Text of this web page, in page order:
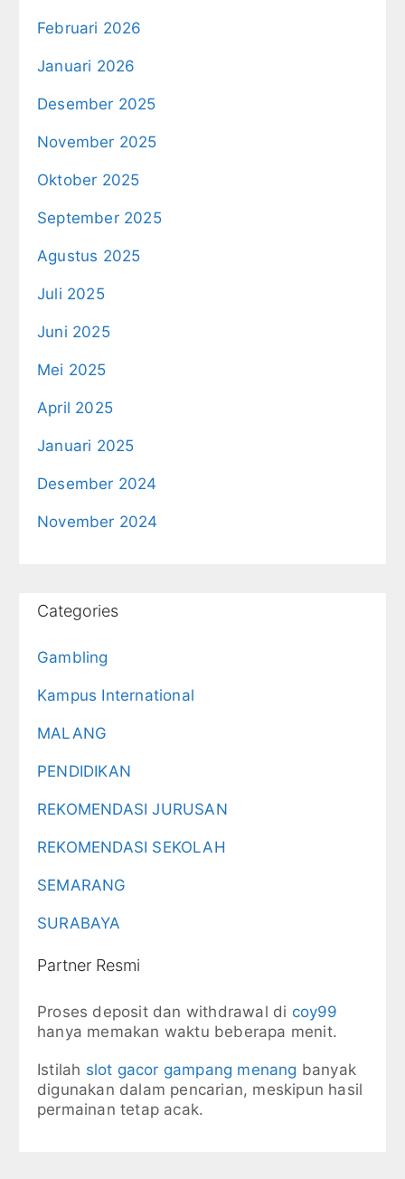
Februari 2026
Januari 2026
Desember 2025
November 2025
Oktober 2025
September 2025
Agustus 2025
Juli 2025
Juni 2025
Mei 2025
April 2025
Januari 2025
Desember 2024
November 2024
Categories
Gambling
Kampus International
MALANG
PENDIDIKAN
REKOMENDASI JURUSAN
REKOMENDASI SEKOLAH
SEMARANG
SURABAYA
Partner Resmi
Proses deposit dan withdrawal di coy99
hanya memakan waktu beberapa menit.
Istilah slot gacor gampang menang banyak
digunakan dalam pencarian, meskipun hasil
permainan tetap acak.